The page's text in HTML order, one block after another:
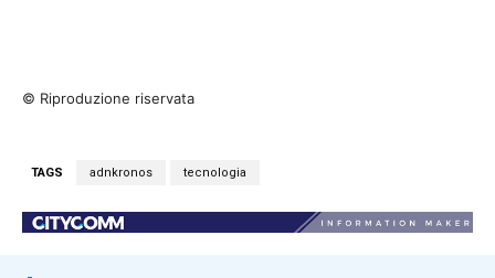
© Riproduzione riservata
TAGS adnkronos tecnologia